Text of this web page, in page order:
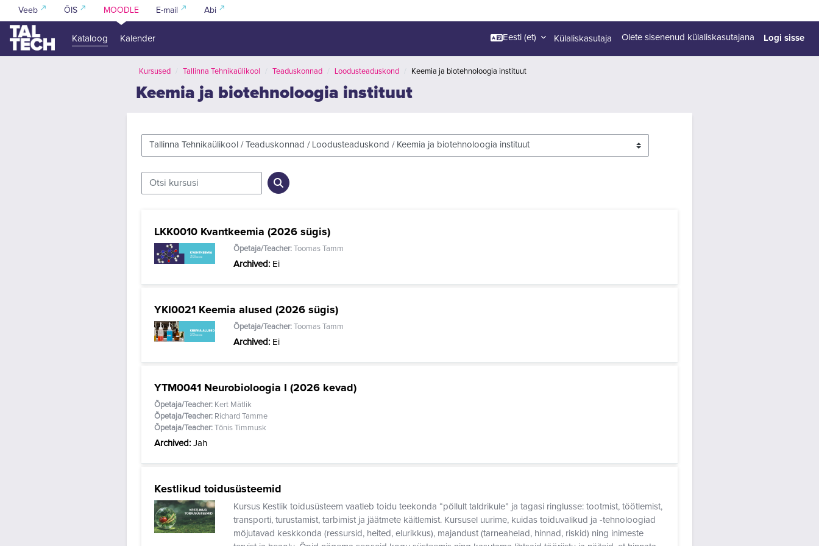
Jäta vahele peasisuni
Veeb ÕIS MOODLE E-mail Abi
Kataloog Kalender Eesti ‎(et)‎ Külaliskasutaja Olete sisenenud külaliskasutajana Logi sisse
Kursused Tallinna Tehnikaülikool Teaduskonnad Loodusteaduskond Keemia ja biotehnoloogia instituut
Keemia ja biotehnoloogia instituut
Otsi kursusi
Otsi kursusi
LKK0010 Kvantkeemia (2026 sügis)
Õpetaja/Teacher: Toomas Tamm
Archived : Ei
YKI0021 Keemia alused (2026 sügis)
Õpetaja/Teacher: Toomas Tamm
Archived : Ei
YTM0041 Neurobioloogia I (2026 kevad)
Õpetaja/Teacher: Kert Mätlik
Õpetaja/Teacher: Richard Tamme
Õpetaja/Teacher:
Tõnis Timmusk
Archived : Jah
Kestlikud toidusüsteemid
Kursus Kestlik toidusüsteem vaatleb toidu teekonda “põllult taldrikule” ja tagasi ringlusse: tootmist, töötlemist,
transporti, turustamist, tarbimist ja jäätmete käitlemist. Kursusel uurime, kuidas toiduvalikud ja -tehnoloogiad
mõjutavad keskkonda (ressursid, heited, elurikkus), majandust (tarneahelad, hinnad, riskid) ning inimeste